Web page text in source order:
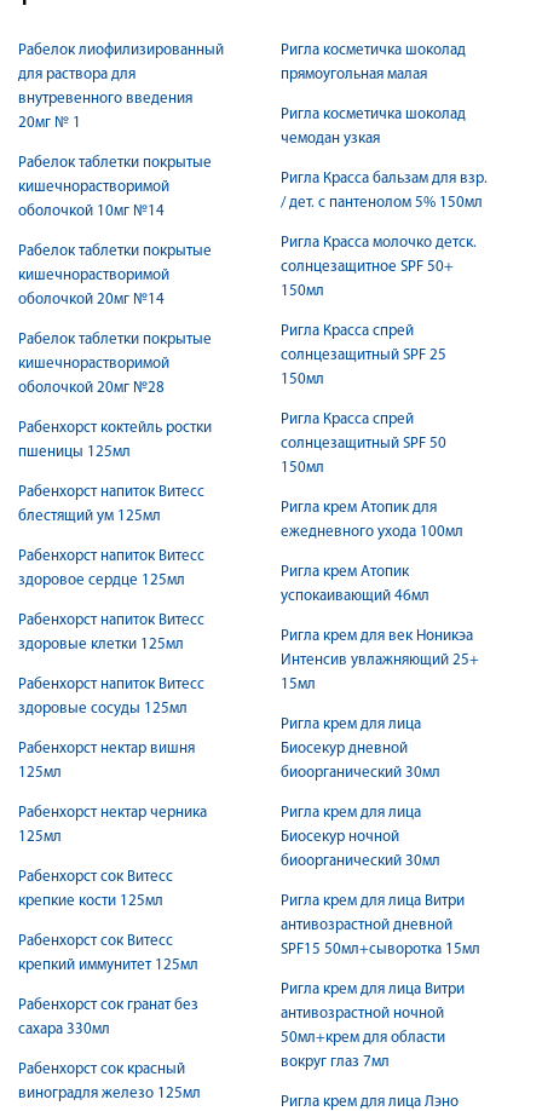
Рабелок лиофилизированный
для раствора для
внутревенного введения
20мг № 1
Рабелок таблетки покрытые
кишечнорастворимой
оболочкой 10мг №14
Рабелок таблетки покрытые
кишечнорастворимой
оболочкой 20мг №14
Рабелок таблетки покрытые
кишечнорастворимой
оболочкой 20мг №28
Рабенхорст коктейль ростки
пшеницы 125мл
Рабенхорст напиток Витесс
блестящий ум 125мл
Рабенхорст напиток Витесс
здоровое сердце 125мл
Рабенхорст напиток Витесс
здоровые клетки 125мл
Рабенхорст напиток Витесс
здоровые сосуды 125мл
Рабенхорст нектар вишня
125мл
Рабенхорст нектар черника
125мл
Рабенхорст сок Витесс
крепкие кости 125мл
Рабенхорст сок Витесс
крепкий иммунитет 125мл
Рабенхорст сок гранат без
сахара 330мл
Рабенхорст сок красный
виноградля железо 125мл
Ригла косметичка шоколад
прямоугольная малая
Ригла косметичка шоколад
чемодан узкая
Ригла Красса бальзам для взр.
/ дет. с пантенолом 5% 150мл
Ригла Красса молочко детск.
солнцезащитное SPF 50+
150мл
Ригла Красса спрей
солнцезащитный SPF 25
150мл
Ригла Красса спрей
солнцезащитный SPF 50
150мл
Ригла крем Атопик для
ежедневного ухода 100мл
Ригла крем Атопик
успокаивающий 46мл
Ригла крем для век Ноникэа
Интенсив увлажняющий 25+
15мл
Ригла крем для лица
Биосекур дневной
биоорганический 30мл
Ригла крем для лица
Биосекур ночной
биоорганический 30мл
Ригла крем для лица Витри
антивозрастной дневной
SPF15 50мл+сыворотка 15мл
Ригла крем для лица Витри
антивозрастной ночной
50мл+крем для области
вокруг глаз 7мл
Ригла крем для лица Лэно